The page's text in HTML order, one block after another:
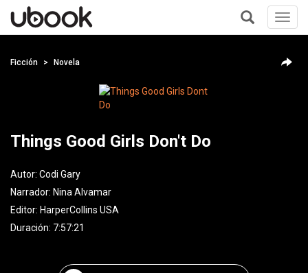
+
Ficción Novela
Things Good Girls Don't Do
Autor: Codi Gary
Narrador: Nina Alvamar
Editor: HarperCollins USA
Duración: 7:57:21